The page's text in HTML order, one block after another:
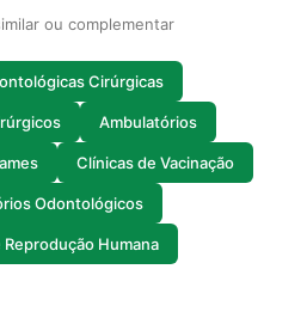
ou complementar
Cirúrgicas
Ambulatórios
Clínicas de Vacinação
Odontológicos
Humana